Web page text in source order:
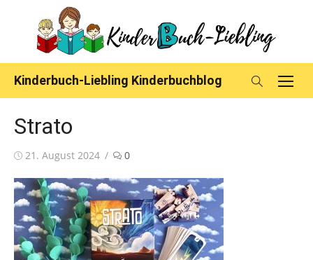
content
Kinderbuch-Liebling Kinderbuchblog
Strato
Posted
21. August 2024 0